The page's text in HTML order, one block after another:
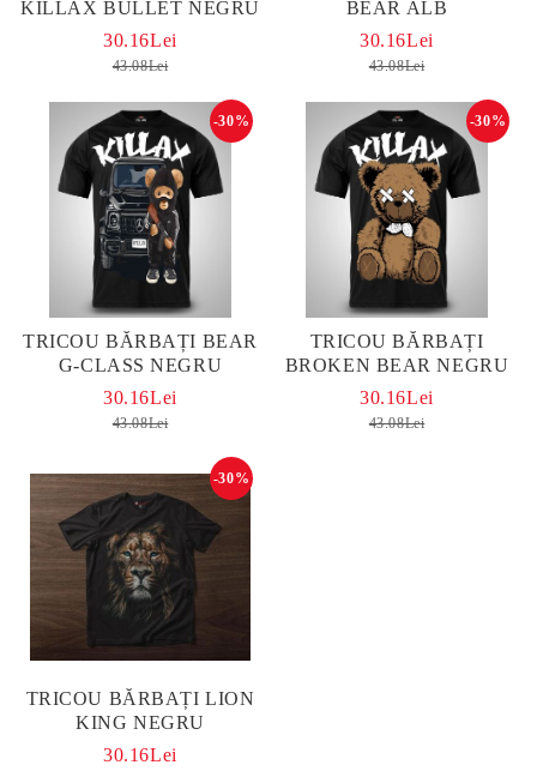
KILLAX BULLET NEGRU
30.16Lei
43.08Lei
BEAR ALB
30.16Lei
43.08Lei
TRICOU BĂRBAȚI BEAR
G-CLASS NEGRU
-30%
30.16Lei
43.08Lei
TRICOU BĂRBAȚI
BROKEN BEAR NEGRU
-30%
30.16Lei
43.08Lei
TRICOU BĂRBAȚI LION
KING NEGRU
-30%
30.16Lei